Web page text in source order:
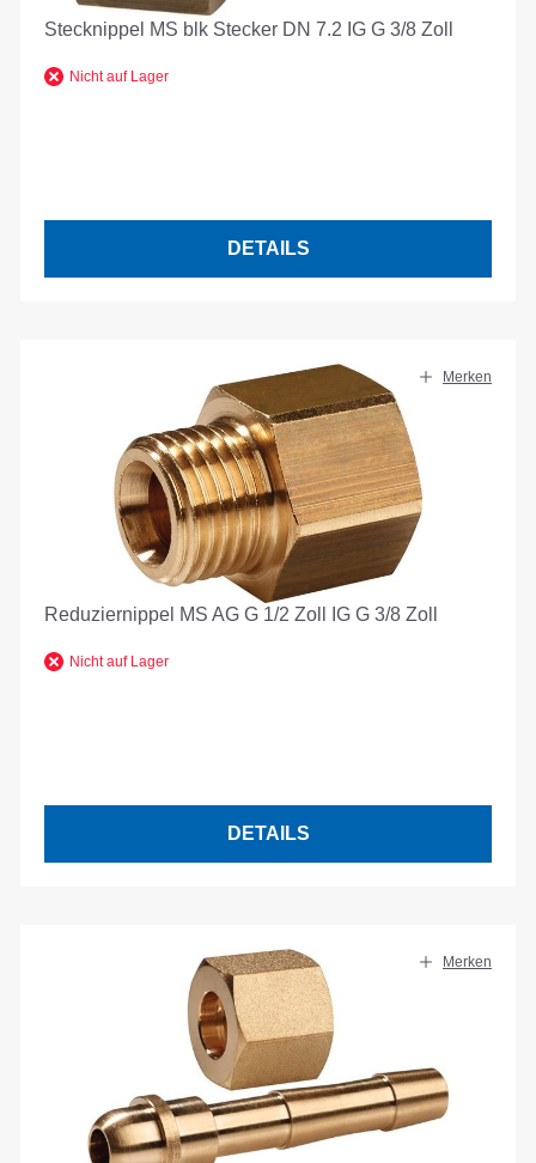
Stecknippel MS blk Stecker DN 7.2 IG G 3/8 Zoll
Nicht auf Lager
DETAILS
Merken
Reduziernippel MS AG G 1/2 Zoll IG G 3/8 Zoll
Nicht auf Lager
DETAILS
Merken